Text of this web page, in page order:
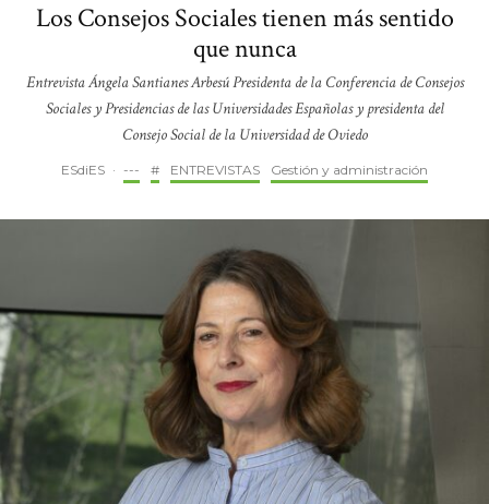
Los Consejos Sociales tienen más sentido
que nunca
Entrevista Ángela Santianes Arbesú Presidenta de la Conferencia de Consejos
Sociales y Presidencias de las Universidades Españolas y presidenta del
Consejo Social de la Universidad de Oviedo
ESdiES · --- # ENTREVISTAS Gestión y administración